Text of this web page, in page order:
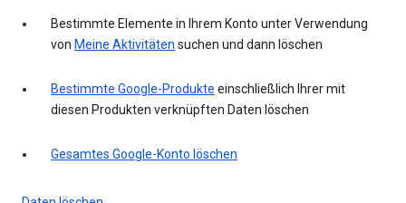
Bestimmte Elemente in Ihrem Konto unter Verwendung
von Meine Aktivitäten suchen und dann löschen
Bestimmte Google-Produkte einschließlich Ihrer mit
diesen Produkten verknüpften Daten löschen
Gesamtes Google-Konto löschen